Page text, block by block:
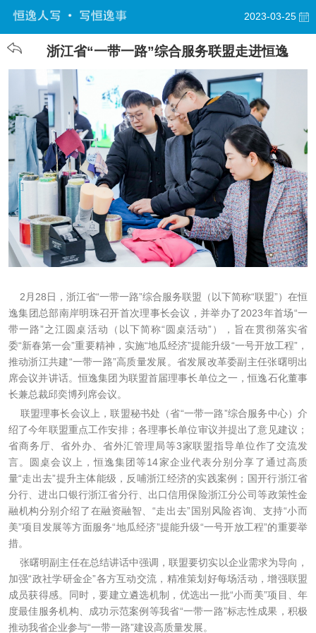
2023-03-25
浙江省“一带一路”综合服务联盟走进恒逸
2月28日，浙江省“一带一路”综合服务联盟（以下简称“联盟”）在恒
逸集团总部南岸明珠召开首次理事长会议，并举办了2023年首场“一
带一路”之江圆桌活动（以下简称“圆桌活动”），旨在贯彻落实省
委“新春第一会”重要精神，实施“地瓜经济”提能升级“一号开放工程”，
推动浙江共建“一带一路”高质量发展。省发展改革委副主任张曙明出
席会议并讲话。恒逸集团为联盟首届理事长单位之一，恒逸石化董事
长兼总裁邱奕博列席会议。
联盟理事长会议上，联盟秘书处（省“一带一路”综合服务中心）介
绍了今年联盟重点工作安排；各理事长单位审议并提出了意见建议；
省商务厅、省外办、省外汇管理局等3家联盟指导单位作了交流发
言。圆桌会议上，恒逸集团等14家企业代表分别分享了通过高质
量“走出去”提升主体能级，反哺浙江经济的实践案例；国开行浙江省
分行、进出口银行浙江省分行、出口信用保险浙江分公司等政策性金
融机构分别介绍了在融资融智、“走出去”国别风险咨询、支持“小而
美”项目发展等方面服务“地瓜经济”提能升级“一号开放工程”的重要举
措。
张曙明副主任在总结讲话中强调，联盟要切实以企业需求为导向，
加强“政社学研金企”各方互动交流，精准策划好每场活动，增强联盟
成员获得感。同时，要建立遴选机制，优选出一批“小而美”项目、年
度最佳服务机构、成功示范案例等我省“一带一路”标志性成果，积极
推动我省企业参与“一带一路”建设高质量发展。